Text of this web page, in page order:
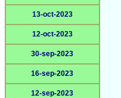
13-oct-2023
12-oct-2023
30-sep-2023
16-sep-2023
12-sep-2023